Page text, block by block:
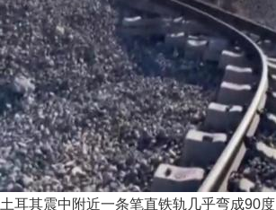
土耳其震中附近一条笔直铁轨几乎弯成90度